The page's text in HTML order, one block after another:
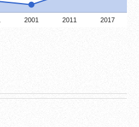
2001 2011 2017